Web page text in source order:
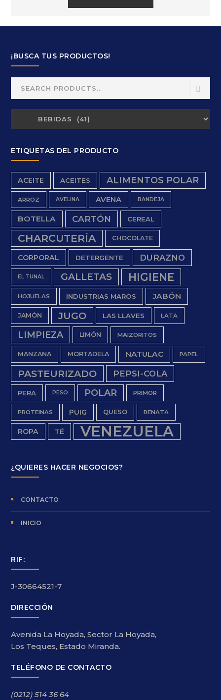
¡BUSCA TUS PRODUCTOS!
ETIQUETAS DEL PRODUCTO
ACEITE ACEITES ALIMENTOS POLAR
ARROZ AVELINA AVENA BANDEJA
BOTELLA CARTÓN CEREAL
CHARCUTERÍA CHOCOLATE
CORPORAL DETERGENTE DURAZNO
EL TUNAL GALLETAS HIGIENE
HOJUELAS INDUSTRIAS MAROS JABÓN
JAMÓN JUGO LAS LLAVES LATA
LIMPIEZA LIMÓN MAIZORITOS
MANZANA MORTADELA NATULAC PAPEL
PASTEURIZADO PEPSI-COLA
PERA PESO POLAR PRIMOR
PROTEINAS PUIG QUESO RENATA
ROPA TÉ VENEZUELA
¿QUIERES HACER NEGOCIOS?
CONTACTO
INICIO
RIF:
J-30664521-7
DIRECCIÓN
Avenida La Hoyada, Sector La Hoyada,
Los Teques, Estado Miranda.
TELÉFONO DE CONTACTO
(0212) 514 36 64